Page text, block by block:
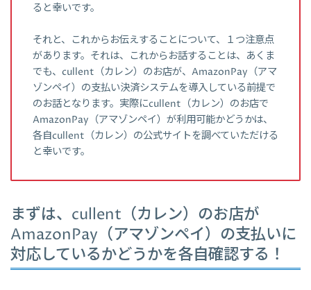
ると幸いです。
それと、これからお伝えすることについて、１つ注意点
があります。それは、これからお話することは、あくま
でも、cullent（カレン）のお店が、AmazonPay（アマ
ゾンペイ）の支払い決済システムを導入している前提で
のお話となります。実際にcullent（カレン）のお店で
AmazonPay（アマゾンペイ）が利用可能かどうかは、
各自cullent（カレン）の公式サイトを調べていただける
と幸いです。
まずは、cullent（カレン）のお店が
AmazonPay（アマゾンペイ）の支払いに
対応しているかどうかを各自確認する！